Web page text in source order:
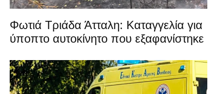
Φωτιά Τριάδα Άτταλη: Καταγγελία για
ύποπτο αυτοκίνητο που εξαφανίστηκε